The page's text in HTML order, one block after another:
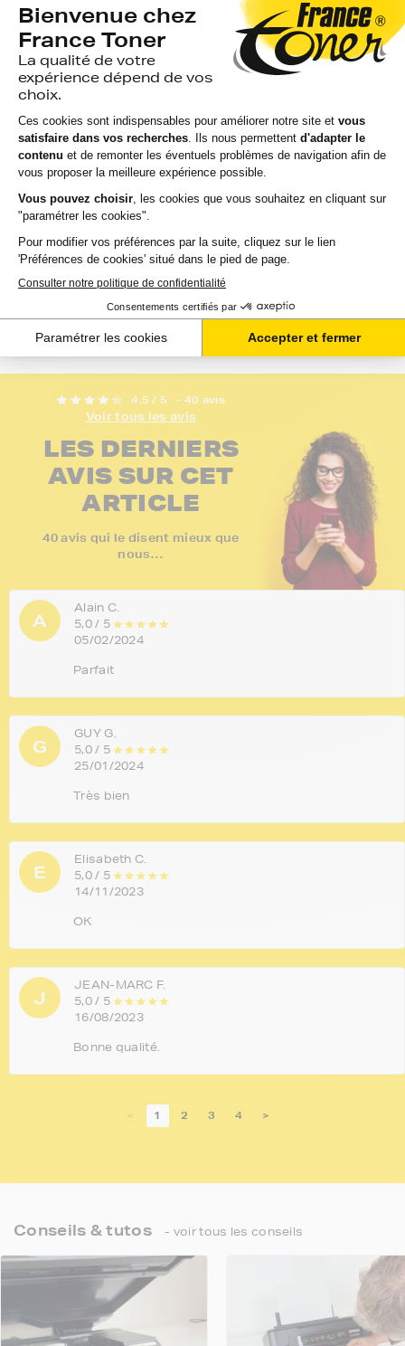
4,5 / 5 - 40 avis
Voir tous les avis
LES DERNIERS
AVIS SUR CET
ARTICLE
40 avis qui le disent mieux que
nous…
A
Alain C.
5,0 / 5
05/02/2024
Parfait
G
GUY G.
5,0 / 5
25/01/2024
Très bien
E
Elisabeth C.
5,0 / 5
14/11/2023
OK
J
JEAN-MARC F.
5,0 / 5
16/08/2023
Bonne qualité.
< 1 2 3 4 >
FRANCETONER
Pack de 5 cartouches
d'encre FranceToner
équivalent à CANON
CLI551 PGI55...
avis
EN STOCK GARANTIE 2 ANS
LIVRAISON GRATUITE
26,99 € HT
32,39 € TTC
Ajouter au panier
FRANCETONER
Cartouche d'encre
FranceToner
équivalent à CANON
avis
LIVRAISON
5,72 € HT
6,86 €
Conseils & tutos - voir tous les conseils